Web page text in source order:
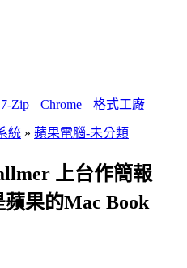
7-Zip Chrome 格式工廠
統 » 蘋果電腦-未分類
上台作簡報
果的Mac Book